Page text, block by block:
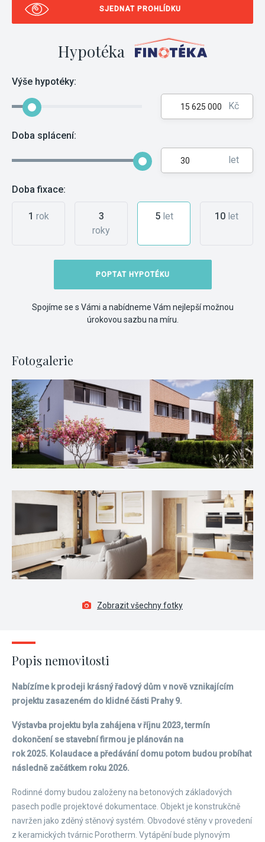
SJEDNAT PROHLÍDKU
Hypotéka
Výše hypotéky:
Kč
Doba splácení:
let
Doba fixace:
1 rok
3
roky
5let 10 let
POPTAT HYPOTÉKU
Spojíme se s Vámi a nabídneme Vám nejlepší možnou
úrokovou sazbu na míru.
Fotogalerie
Zobrazit všechny fotky
Popis nemovitosti
Nabízíme k prodeji krásný řadový dům v nově vznikajícím
projektu zasazeném do klidné části Prahy 9.
Výstavba projektu byla zahájena v říjnu 2023, termín
dokončení se stavební firmou je plánován na
rok 2025. Kolaudace a předávání domu potom budou probíhat
následně začátkem roku 2026.
Rodinné domy budou založeny na betonových základových
pasech podle projektové dokumentace. Objekt je konstrukčně
navržen jako zděný stěnový systém. Obvodové stěny v provedení
z keramických tvárnic Porotherm. Vytápění bude plynovým